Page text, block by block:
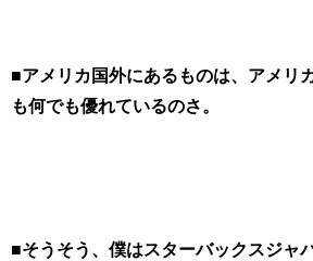
■アメリカ国外にあるものは、アメリ
も何でも優れているのさ。
■そうそう、僕はスターバックスジャ